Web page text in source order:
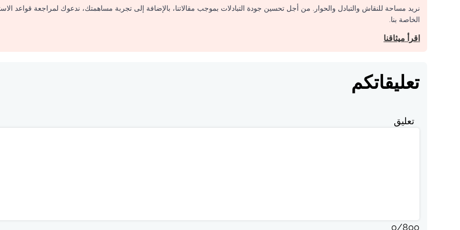
نريد مساحة للنقاش والتبادل والحوار. من أجل تحسين جودة التبادلات بموجب مقالاتنا، بالإضافة إلى تجربة مساهمتك، ندعوك لمراجعة قواعد
الخاصة بنا.
اقرأ ميثاقنا
تعليقاتكم
تعليق
0/800